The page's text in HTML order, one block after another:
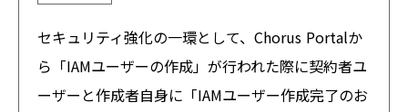
セキュリティ強化の一環として、Chorus Portalか
ら「IAMユーザーの作成」が行われた際に契約者ユ
ーザーと作成者自身に「IAMユーザー作成完了のお